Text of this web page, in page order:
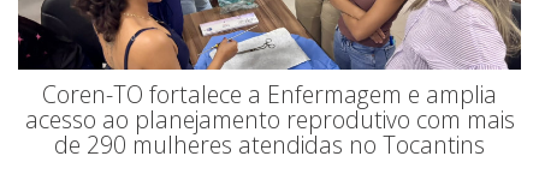
Coren-TO fortalece a Enfermagem e amplia
acesso ao planejamento reprodutivo com mais
de 290 mulheres atendidas no Tocantins